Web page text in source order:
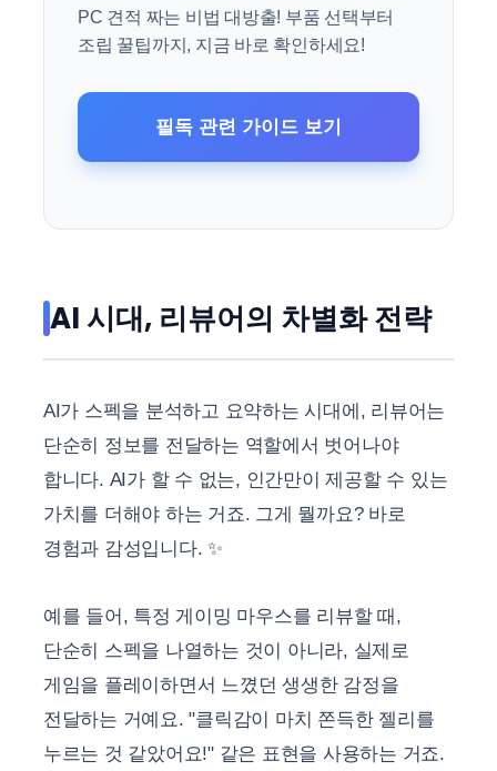
PC 견적 짜는 비법 대방출! 부품 선택부터
조립 꿀팁까지, 지금 바로 확인하세요!
필독 관련 가이드 보기
AI 시대, 리뷰어의 차별화 전략
AI가 스펙을 분석하고 요약하는 시대에, 리뷰어는
단순히 정보를 전달하는 역할에서 벗어나야
합니다. AI가 할 수 없는, 인간만이 제공할 수 있는
가치를 더해야 하는 거죠. 그게 뭘까요? 바로
경험과 감성입니다. ✨
예를 들어, 특정 게이밍 마우스를 리뷰할 때,
단순히 스펙을 나열하는 것이 아니라, 실제로
게임을 플레이하면서 느꼈던 생생한 감정을
전달하는 거예요. "클릭감이 마치 쫀득한 젤리를
누르는 것 같았어요!" 같은 표현을 사용하는 거죠.